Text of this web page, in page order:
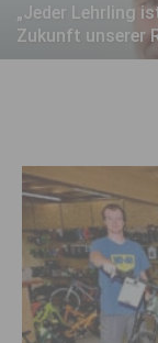
„Jeder Lehrling
Zukunft unserer